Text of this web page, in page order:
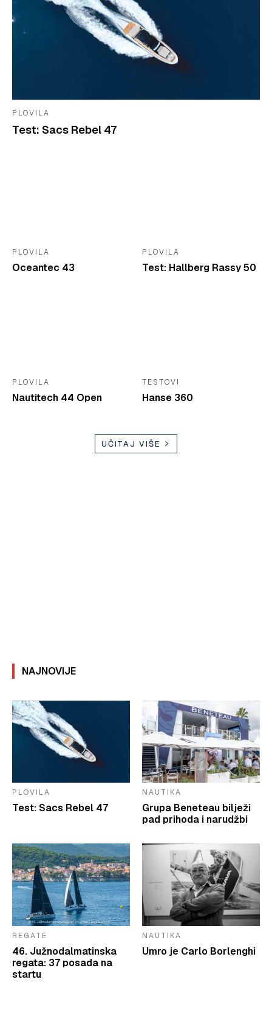
PLOVILA
Test: Sacs Rebel 47
PLOVILA
Oceantec 43
PLOVILA
Test: Hallberg Rassy 50
PLOVILA
Nautitech 44 Open
TESTOVI
Hanse 360
UČITAJ VIŠE
NAJNOVIJE
PLOVILA
Test: Sacs Rebel 47
NAUTIKA
Grupa Beneteau bilježi
pad prihoda i narudžbi
REGATE
46. Južnodalmatinska
regata: 37 posada na
startu
NAUTIKA
Umro je Carlo Borlenghi